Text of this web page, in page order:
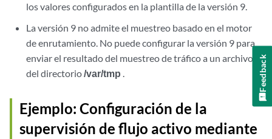
los valores configurados en la plantilla de la versión 9.
La versión 9 no admite el muestreo basado en el motor
de enrutamiento. No puede configurar la versión 9 para
enviar el resultado del muestreo de tráfico a un archivo
del directorio/var/tmp .
Ejemplo: Configuración de la
supervisión de flujo activo mediante
Feedback